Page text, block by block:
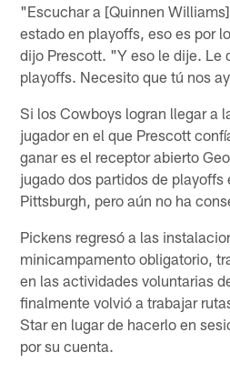
"Escuchar a [Quinnen
estado en playoffs, eso es por
dijo Prescott. "Y eso le dije. Le
playoffs. Necesito que tú nos
Si los Cowboys logran llegar a
jugador en el que Prescott
ganar es el receptor abierto
jugado dos partidos de playoffs
Pittsburgh, pero aún no ha
Pickens regresó a las
minicampamento obligatorio,
en las actividades voluntarias
finalmente volvió a trabajar
Star en lugar de hacerlo en
por su cuenta.